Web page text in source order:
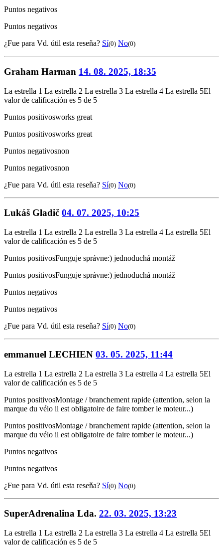
Puntos negativos
Puntos negativos
¿Fue para Vd. útil esta reseňa? Sí(0) No(0)
Graham Harman 14. 08. 2025, 18:35
La estrella 1 La estrella 2 La estrella 3 La estrella 4 La estrella 5El
valor de calificación es 5 de 5
Puntos positivosworks great
Puntos positivosworks great
Puntos negativosnon
Puntos negativosnon
¿Fue para Vd. útil esta reseňa? Sí(0) No(0)
Lukáš Gladič 04. 07. 2025, 10:25
La estrella 1 La estrella 2 La estrella 3 La estrella 4 La estrella 5El
valor de calificación es 5 de 5
Puntos positivosFunguje správne:) jednoduchá montáž
Puntos positivosFunguje správne:) jednoduchá montáž
Puntos negativos
Puntos negativos
¿Fue para Vd. útil esta reseňa? Sí(0) No(0)
emmanuel LECHIEN 03. 05. 2025, 11:44
La estrella 1 La estrella 2 La estrella 3 La estrella 4 La estrella 5El
valor de calificación es 5 de 5
Puntos positivosMontage / branchement rapide (attention, selon la
marque du vélo il est obligatoire de faire tomber le moteur...)
Puntos positivosMontage / branchement rapide (attention, selon la
marque du vélo il est obligatoire de faire tomber le moteur...)
Puntos negativos
Puntos negativos
¿Fue para Vd. útil esta reseňa? Sí(0) No(0)
SuperAdrenalina Lda. 22. 03. 2025, 13:23
La estrella 1 La estrella 2 La estrella 3 La estrella 4 La estrella 5El
valor de calificación es 5 de 5